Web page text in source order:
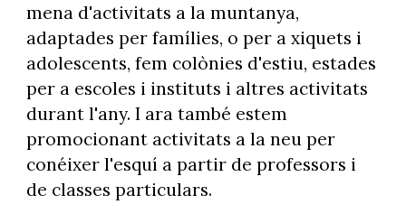
mena d'activitats a la muntanya,
adaptades per famílies, o per a xiquets i
adolescents, fem colònies d'estiu, estades
per a escoles i instituts i altres activitats
durant l'any. I ara també estem
promocionant activitats a la neu per
conéixer l'esquí a partir de professors i
de classes particulars.